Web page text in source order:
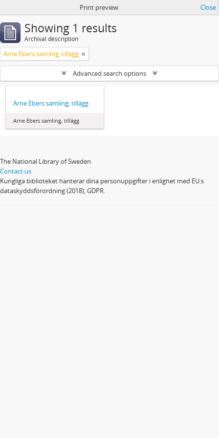
Print preview Close
Showing 1 results
Archival description
Arne Ebers samling, tillägg
Advanced search options
Arne Ebers samling, tillägg
Arne Ebers samling, tillägg
The National Library of Sweden
Contact us
Kungliga biblioteket hanterar dina personuppgifter i enlighet med EU:s
dataskyddsförordning (2018), GDPR.